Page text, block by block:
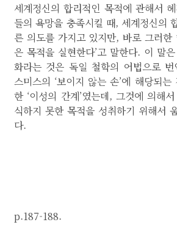
세계정신의 합리적인 목적에 관해서
들의 욕망을 충족시킬 때, 세계정신의
른 의도를 가지고 있지만, 바로 그러
은 목적을 실현한다’고 말한다. 이 말
화라는 것은 독일 철학의 어법으로
스미스의 ‘보이지 않는 손’에 해당되
한 ‘이성의 간계’였는데, 그것에 의해
식하지 못한 목적을 성취하기 위해서
다.
p.187-188.